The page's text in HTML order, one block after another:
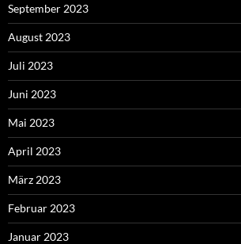
September 2023
August 2023
Juli 2023
Juni 2023
Mai 2023
April 2023
März 2023
Februar 2023
Januar 2023